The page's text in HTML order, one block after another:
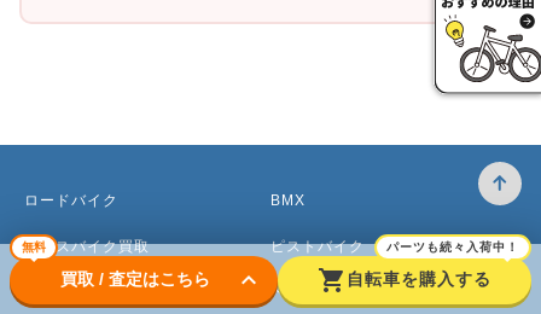
無料
買取 / 査定はこちら keyboard_arrow_down shopping_cart
パーツも続々入荷中！
自転車を購入する
ロードバイク
クロスバイク買取
マウンテンバイク買取
BMX
ピストバイク
ベビーカー